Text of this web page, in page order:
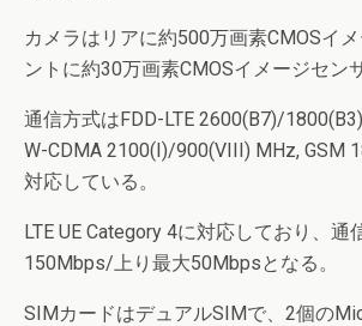
カメラはリアに約500万画素CMOSイ
ントに約30万画素CMOSイメージセン
通信方式はFDD-LTE 2600(B7)/
W-CDMA 2100(I)/900(VIII) MHz, GSM
対応している。
LTE UE Category 4に対応しており、通
150Mbps/上り最大50Mbpsとなる。
SIMカードはデュアルSIMで、2個の